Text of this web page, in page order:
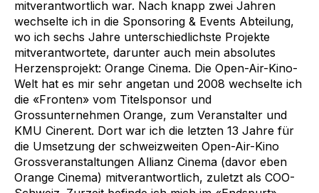
mitverantwortlich war. Nach knapp zwei Jahren
wechselte ich in die Sponsoring & Events Abteilung,
wo ich sechs Jahre unterschiedlichste Projekte
mitverantwortete, darunter auch mein absolutes
Herzensprojekt: Orange Cinema. Die Open-Air-Kino-
Welt hat es mir sehr angetan und 2008 wechselte ich
die «Fronten» vom Titelsponsor und
Grossunternehmen Orange, zum Veranstalter und
KMU Cinerent. Dort war ich die letzten 13 Jahre für
die Umsetzung der schweizweiten Open-Air-Kino
Grossveranstaltungen Allianz Cinema (davor eben
Orange Cinema) mitverantwortlich, zuletzt als COO-